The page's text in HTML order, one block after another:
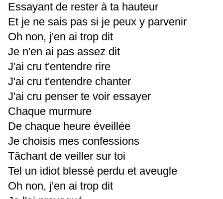
Essayant de rester à ta hauteur
Et je ne sais pas si je peux y parvenir
Oh non, j'en ai trop dit
Je n'en ai pas assez dit
J'ai cru t'entendre rire
J'ai cru t'entendre chanter
J'ai cru penser te voir essayer
Chaque murmure
De chaque heure éveillée
Je choisis mes confessions
Tâchant de veiller sur toi
Tel un idiot blessé perdu et aveugle
Oh non, j'en ai trop dit